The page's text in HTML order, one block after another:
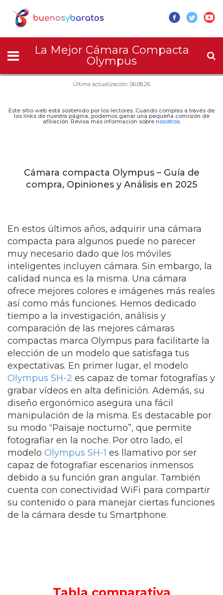
La Mejor Cámara Compacta
Olympus
Última actualización: 06.08.26
Este sitio web está sostenido por los lectores. Cuando compras a través de
los links de nuestra página, podemos ganar una pequeña comisión de
afiliación. Revisa más información sobre nosotros.
Cámara compacta Olympus – Guía de
compra, Opiniones y Análisis en 2025
En estos últimos años, adquirir una cámara
compacta para algunos puede no parecer
muy necesario dado que los móviles
inteligentes incluyen cámara. Sin embargo, la
calidad nunca es la misma. Una cámara
ofrece mejores colores e imágenes más reales
así como más funciones. Hemos dedicado
tiempo a la investigación, análisis y
comparación de las mejores cámaras
compactas marca Olympus para facilitarte la
elección de un modelo que satisfaga tus
expectativas. En primer lugar, el modelo
Olympus SH-2 es capaz de tomar fotografías y
grabar vídeos en alta definición. Además, su
diseño ergonómico asegura una fácil
manipulación de la misma. Es destacable por
su modo “Paisaje nocturno”, que permite
fotografiar en la noche. Por otro lado, el
modelo Olympus SH-1 es llamativo por ser
capaz de fotografiar escenarios inmensos
debido a su función gran angular. También
cuenta con conectividad WiFi para compartir
su contenido o para manejar ciertas funciones
de la cámara desde tu Smartphone.